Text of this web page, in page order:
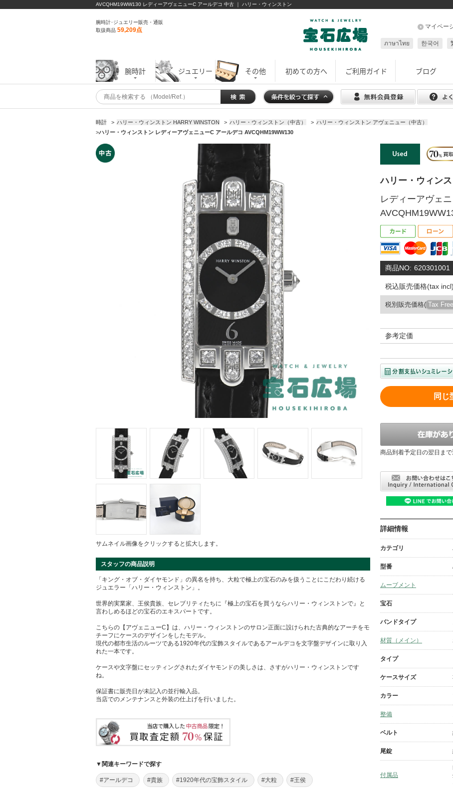
AVCQHM19WW130 レディーアヴェニューC アールデコ 中古 ｜ ハリー・ウィンストン
腕時計･ジュエリー販売・通販
取扱商品 59,209点 マイペー
한국어
ภาษาไทย
腕時計 ジュエリー その他 初めての方へ ご利用ガイド ブログ
時計 > ハリー・ウィンストン HARRY WINSTON > ハリー・ウィンストン（中古） > ハリー・ウィンストン アヴェニュー（中古）
>ハリー・ウィンストン レディーアヴェニューC アールデコ AVCQHM19WW130
サムネイル画像をクリックすると拡大します。
スタッフの商品説明
「キング・オブ・ダイヤモンド」の異名を持ち、大粒で極上の宝石のみを扱うことにこだわり続ける
ジュエラー「ハリー・ウィンストン」。
世界的実業家、王侯貴族、セレブリティたちに『極上の宝石を買うならハリー・ウィンストンで』と
言わしめるほどの宝石のエキスパートです。
こちらの【アヴェニューC】は、ハリー・ウィンストンのサロン正面に設けられた古典的なアーチをモ
チーフにケースのデザインをしたモデル。
現代の都市生活のルーツである1920年代の宝飾スタイルであるアールデコを文字盤デザインに取り入
れた一本です。
ケースや文字盤にセッティングされたダイヤモンドの美しさは、さすがハリー・ウィンストンです
ね。
保証書に販売日が未記入の並行輸入品。
当店でのメンテナンスと外装の仕上げを行いました。
▼関連キーワードで探す
#アールデコ #貴族 #1920年代の宝飾スタイル #大粒 #王侯
ハリー・ウィン
レディーアヴェ
商品NO: 620301001
税込販売価格(tax incl)
税別販売価格( Tax Free
参考定価
同じ
商品到着予定日の翌日まで
詳細情報
カテゴリ
型番
ムーブメント
宝石
バンドタイプ
材質（メイン）
タイプ
ケースサイズ
カラー
整備
ベルト
尾錠
付属品